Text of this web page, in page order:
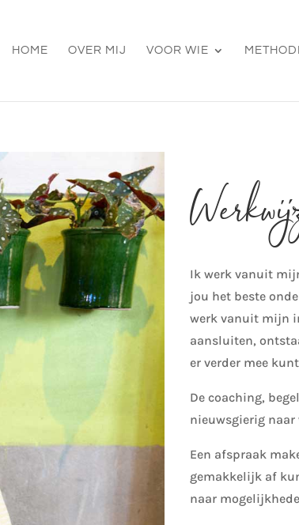
HOME OVER MIJ VOOR WIE
Ik werk vanuit
jou het beste
werk vanuit mijn
aansluiten,
er verder mee
De coaching,
nieuwsgierig
Een afspraak
gemakkelijk af
naar